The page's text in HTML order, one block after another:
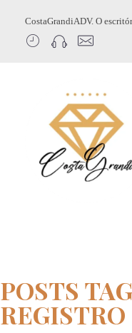
CostaGrandiADV. O
POSTS